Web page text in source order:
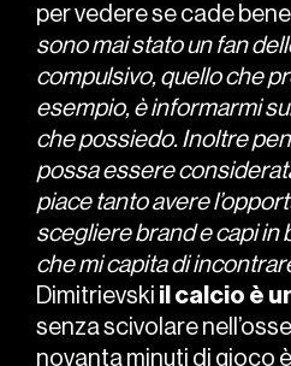
per vedere se cade
sono mai stato un fan
compulsivo, quello che
esempio, è informarmi
che possiedo. Inoltre
possa essere
piace tanto avere
scegliere brand e capi in
che mi capita di
Dimitrievski il calcio è
senza scivolare
novanta minuti di gioco